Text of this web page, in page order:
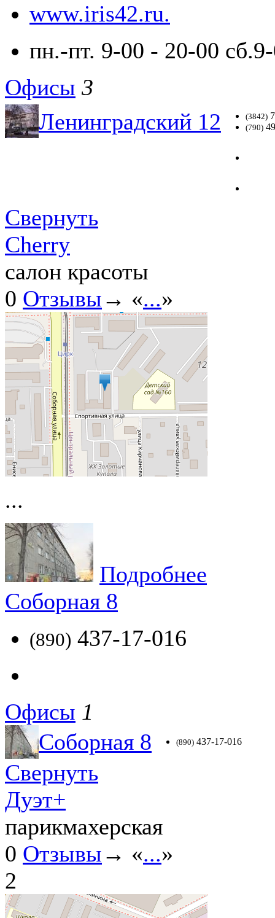
www.iris42.ru.
пн.-пт. 9-00 - 20-00
Офисы 3
Ленинградский 12
(3842)
(790)
Свернуть
Cherry
салон красоты
0 Отзывы→ «...»
...
Подробнее
Соборная 8
(890) 437-17-016
Офисы 1
Соборная 8
(890) 437-17-016
Свернуть
Дуэт+
парикмахерская
0 Отзывы→ «...»
2